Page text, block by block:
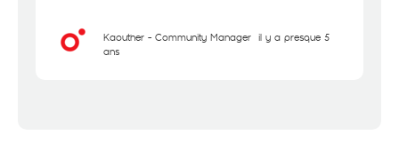
Kaouther - Community Manager il y a presque 5
ans